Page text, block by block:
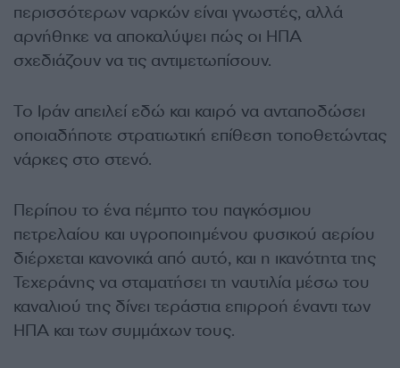
περισσότερων ναρκών είναι γνωστές, αλλά
αρνήθηκε να αποκαλύψει πώς οι ΗΠΑ
σχεδιάζουν να τις αντιμετωπίσουν.
Το Ιράν απειλεί εδώ και καιρό να ανταποδώσει
οποιαδήποτε στρατιωτική επίθεση τοποθετώντας
νάρκες στο στενό.
Περίπου το ένα πέμπτο του παγκόσμιου
πετρελαίου και υγροποιημένου φυσικού αερίου
διέρχεται κανονικά από αυτό, και η ικανότητα της
Τεχεράνης να σταματήσει τη ναυτιλία μέσω του
καναλιού της δίνει τεράστια επιρροή έναντι των
ΗΠΑ και των συμμάχων τους.